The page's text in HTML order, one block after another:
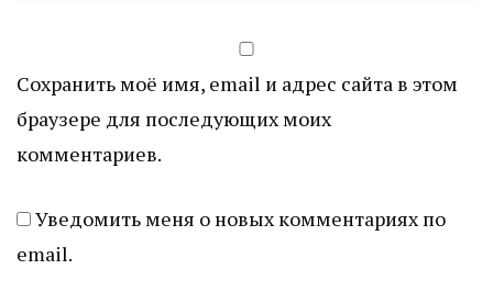
Сохранить моё имя, email и адрес сайта в этом
браузере для последующих моих
комментариев.
Уведомить меня о новых комментариях по
email.